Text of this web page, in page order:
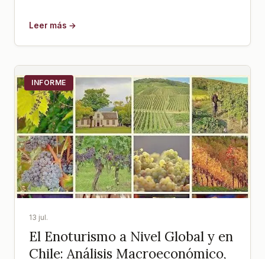
Leer más →
INFORME
13 jul.
El Enoturismo a Nivel Global y en
Chile: Análisis Macroeconómico,